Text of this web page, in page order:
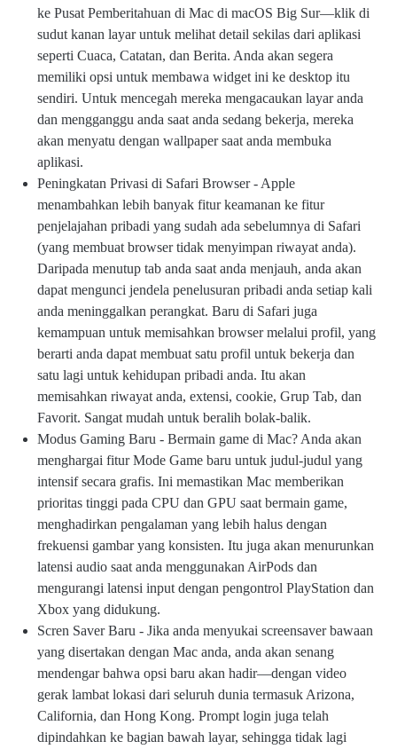
ke Pusat Pemberitahuan di Mac di macOS Big Sur—klik di
sudut kanan layar untuk melihat detail sekilas dari aplikasi
seperti Cuaca, Catatan, dan Berita. Anda akan segera
memiliki opsi untuk membawa widget ini ke desktop itu
sendiri. Untuk mencegah mereka mengacaukan layar anda
dan mengganggu anda saat anda sedang bekerja, mereka
akan menyatu dengan wallpaper saat anda membuka
aplikasi.
Peningkatan Privasi di Safari Browser - Apple
menambahkan lebih banyak fitur keamanan ke fitur
penjelajahan pribadi yang sudah ada sebelumnya di Safari
(yang membuat browser tidak menyimpan riwayat anda).
Daripada menutup tab anda saat anda menjauh, anda akan
dapat mengunci jendela penelusuran pribadi anda setiap kali
anda meninggalkan perangkat. Baru di Safari juga
kemampuan untuk memisahkan browser melalui profil, yang
berarti anda dapat membuat satu profil untuk bekerja dan
satu lagi untuk kehidupan pribadi anda. Itu akan
memisahkan riwayat anda, extensi, cookie, Grup Tab, dan
Favorit. Sangat mudah untuk beralih bolak-balik.
Modus Gaming Baru - Bermain game di Mac? Anda akan
menghargai fitur Mode Game baru untuk judul-judul yang
intensif secara grafis. Ini memastikan Mac memberikan
prioritas tinggi pada CPU dan GPU saat bermain game,
menghadirkan pengalaman yang lebih halus dengan
frekuensi gambar yang konsisten. Itu juga akan menurunkan
latensi audio saat anda menggunakan AirPods dan
mengurangi latensi input dengan pengontrol PlayStation dan
Xbox yang didukung.
Scren Saver Baru - Jika anda menyukai screensaver bawaan
yang disertakan dengan Mac anda, anda akan senang
mendengar bahwa opsi baru akan hadir—dengan video
gerak lambat lokasi dari seluruh dunia termasuk Arizona,
California, dan Hong Kong. Prompt login juga telah
dipindahkan ke bagian bawah layar, sehingga tidak lagi